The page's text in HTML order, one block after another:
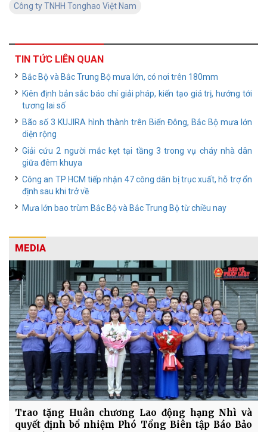
Công ty TNHH Tonghao Việt Nam
TIN TỨC LIÊN QUAN
Bắc Bộ và Bắc Trung Bộ mưa lớn, có nơi trên 180mm
Kiên định bản sắc báo chí giải pháp, kiến tạo giá trị, hướng tới
tương lai số
Bão số 3 KUJIRA hình thành trên Biển Đông, Bắc Bộ mưa lớn
diện rộng
Giải cứu 2 người mắc kẹt tại tầng 3 trong vụ cháy nhà dân
giữa đêm khuya
Công an TP HCM tiếp nhận 47 công dân bị trục xuất, hỗ trợ ổn
định sau khi trở về
Mưa lớn bao trùm Bắc Bộ và Bắc Trung Bộ từ chiều nay
MEDIA
Trao tặng Huân chương Lao động hạng Nhì và
quyết định bổ nhiệm Phó Tổng Biên tập Báo Bảo